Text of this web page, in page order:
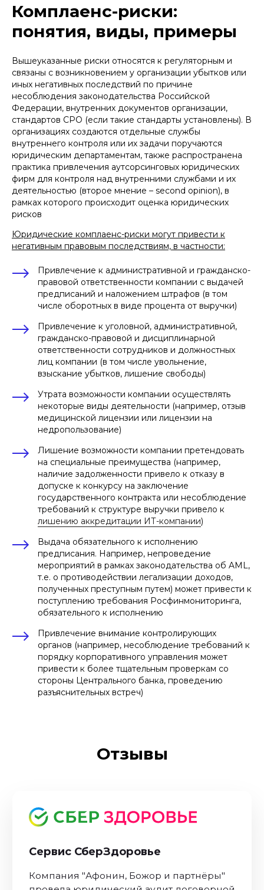
Комплаенс-риски:
понятия, виды, примеры
Вышеуказанные риски относятся к регуляторным и
связаны с возникновением у организации убытков или
иных негативных последствий по причине
несоблюдения законодательства Российской
Федерации, внутренних документов организации,
стандартов СРО (если такие стандарты установлены). В
организациях создаются отдельные службы
внутреннего контроля или их задачи поручаются
юридическим департаментам, также распространена
практика привлечения аутсорсинговых юридических
фирм для контроля над внутренними службами и их
деятельностью (второе мнение – second opinion), в
рамках которого происходит оценка юридических
рисков
Юридические комплаенс-риски могут привести к
негативным правовым последствиям, в частности:
Привлечение к административной и гражданско-
правовой ответственности компании с выдачей
предписаний и наложением штрафов (в том
числе оборотных в виде процента от выручки)
Привлечение к уголовной, административной,
гражданско-правовой и дисциплинарной
ответственности сотрудников и должностных
лиц компании (в том числе увольнение,
взыскание убытков, лишение свободы)
Утрата возможности компании осуществлять
некоторые виды деятельности (например, отзыв
медицинской лицензии или лицензии на
недропользование)
Лишение возможности компании претендовать
на специальные преимущества (например,
наличие задолженности привело к отказу в
допуске к конкурсу на заключение
государственного контракта или несоблюдение
требований к структуре выручки привело к
лишению аккредитации ИТ-компании)
Выдача обязательного к исполнению
предписания. Например, непроведение
мероприятий в рамках законодательства об AML,
т.е. о противодействии легализации доходов,
полученных преступным путем) может привести к
поступлению требования Росфинмониторинга,
обязательного к исполнению
Привлечение внимание контролирующих
органов (например, несоблюдение требований к
порядку корпоративного управления может
привести к более тщательным проверкам со
стороны Центрального банка, проведению
разъяснительных встреч)
Отзывы